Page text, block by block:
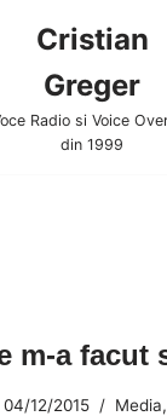
Cristian
Greger
Radio si Voice
din 1999
m-a facut
04/12/2015 Media,